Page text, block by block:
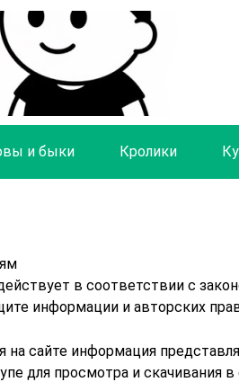
и быки Кролики
в соответствии с
информации и авторских
на сайте информация
для просмотра и скачивания в